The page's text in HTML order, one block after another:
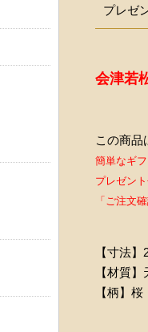
プレゼ
会津若
この商品
簡単なギ
プレゼン
「ご注文
【寸法
【材質
【柄】